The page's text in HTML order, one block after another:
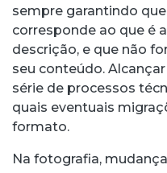
sempre garantindo
corresponde ao que é
descrição, e que não
seu conteúdo.
série de processos
quais eventuais
formato.
Na fotografia,